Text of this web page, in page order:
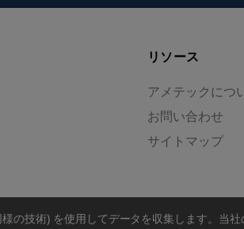
リソース
アメテックにつ
お問い合わせ
サイトマップ
の技術) を使用してデータを収集します。 当